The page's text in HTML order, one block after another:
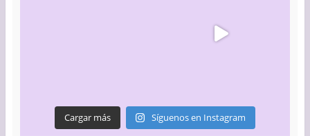
Cargar más Síguenos en Instagram